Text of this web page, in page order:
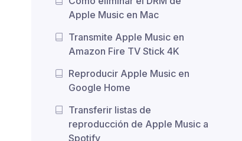
Apple Music en Mac
Transmite Apple Music en
Amazon Fire TV Stick 4K
Reproducir Apple Music en
Google Home
Transferir listas de
reproducción de Apple Music a
Spotify